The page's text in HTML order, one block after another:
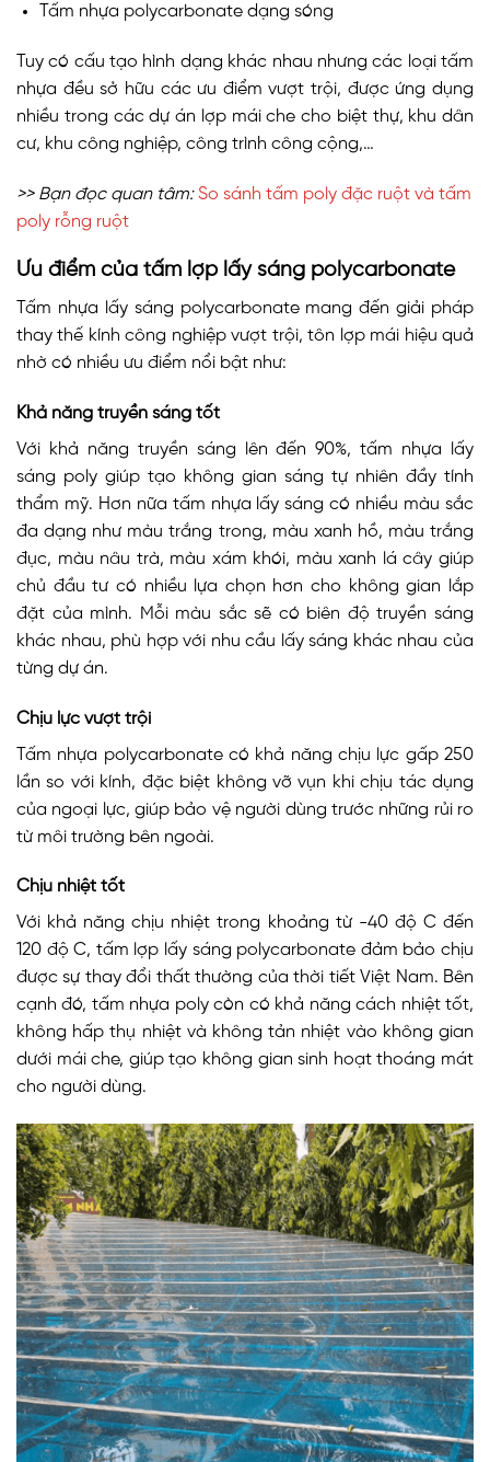
Tấm nhựa polycarbonate dạng sóng
Tuy có cấu tạo hình dạng khác nhau nhưng các loại tấm
nhựa đều sở hữu các ưu điểm vượt trội, được ứng dụng
nhiều trong các dự án lợp mái che cho biệt thự, khu dân
cư, khu công nghiệp, công trình công cộng,…
>> Bạn đọc quan tâm: So sánh tấm poly đặc ruột và tấm
poly rỗng ruột
Ưu điểm của tấm lợp lấy sáng polycarbonate
Tấm nhựa lấy sáng polycarbonate mang đến giải pháp
thay thế kính công nghiệp vượt trội, tôn lợp mái hiệu quả
nhờ có nhiều ưu điểm nổi bật như:
Khả năng truyền sáng tốt
Với khả năng truyền sáng lên đến 90%, tấm nhựa lấy
sáng poly giúp tạo không gian sáng tự nhiên đầy tính
thẩm mỹ. Hơn nữa tấm nhựa lấy sáng có nhiều màu sắc
đa dạng như màu trắng trong, màu xanh hồ, màu trắng
đục, màu nâu trà, màu xám khói, màu xanh lá cây giúp
chủ đầu tư có nhiều lựa chọn hơn cho không gian lắp
đặt của mình. Mỗi màu sắc sẽ có biên độ truyền sáng
khác nhau, phù hợp với nhu cầu lấy sáng khác nhau của
từng dự án.
Chịu lực vượt trội
Tấm nhựa polycarbonate có khả năng chịu lực gấp 250
lần so với kính, đặc biệt không vỡ vụn khi chịu tác dụng
của ngoại lực, giúp bảo vệ người dùng trước những rủi ro
từ môi trường bên ngoài.
Chịu nhiệt tốt
Với khả năng chịu nhiệt trong khoảng từ -40 độ C đến
120 độ C, tấm lợp lấy sáng polycarbonate đảm bảo chịu
được sự thay đổi thất thường của thời tiết Việt Nam. Bên
cạnh đó, tấm nhựa poly còn có khả năng cách nhiệt tốt,
không hấp thụ nhiệt và không tản nhiệt vào không gian
dưới mái che, giúp tạo không gian sinh hoạt thoáng mát
cho người dùng.